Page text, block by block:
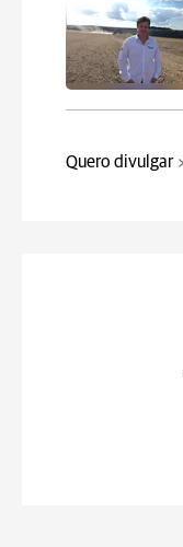
Quero divulgar